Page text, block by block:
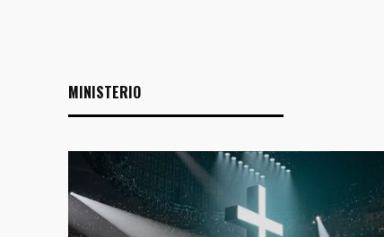
MINISTERIO